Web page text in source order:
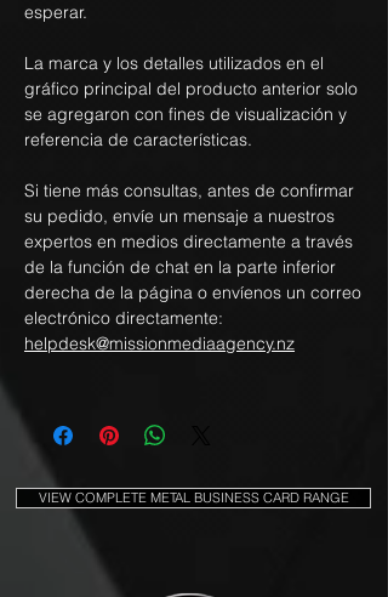
esperar.
La marca y los detalles utilizados en el
gráfico principal del producto anterior solo
se agregaron con fines de visualización y
referencia de características.
Si tiene más consultas, antes de confirmar
su pedido, envíe un mensaje a nuestros
expertos en medios directamente a través
de la función de chat en la parte inferior
derecha de la página o envíenos un correo
electrónico directamente:
helpdesk@missionmediaagency.nz
VIEW COMPLETE METAL BUSINESS CARD RANGE